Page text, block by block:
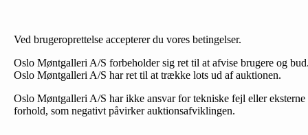
Ved brugeroprettelse accepterer du vores betingelser.
Oslo Møntgalleri A/S forbeholder sig ret til at afvise brugere og
Oslo Møntgalleri A/S har ret til at trække lots ud af auktionen.
Oslo Møntgalleri A/S har ikke ansvar for tekniske fejl eller eksterne
forhold, som negativt påvirker auktionsafviklingen.